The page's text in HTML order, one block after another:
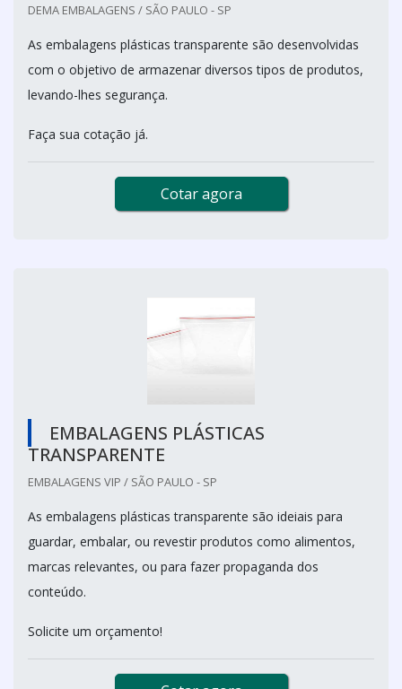
DEMA EMBALAGENS / SÃO PAULO - SP
As embalagens plásticas transparente são desenvolvidas
com o objetivo de armazenar diversos tipos de produtos,
levando-lhes segurança.
Faça sua cotação já.
Cotar agora
EMBALAGENS PLÁSTICAS
TRANSPARENTE
EMBALAGENS VIP / SÃO PAULO - SP
As embalagens plásticas transparente são ideiais para
guardar, embalar, ou revestir produtos como alimentos,
marcas relevantes, ou para fazer propaganda dos
conteúdo.
Solicite um orçamento!